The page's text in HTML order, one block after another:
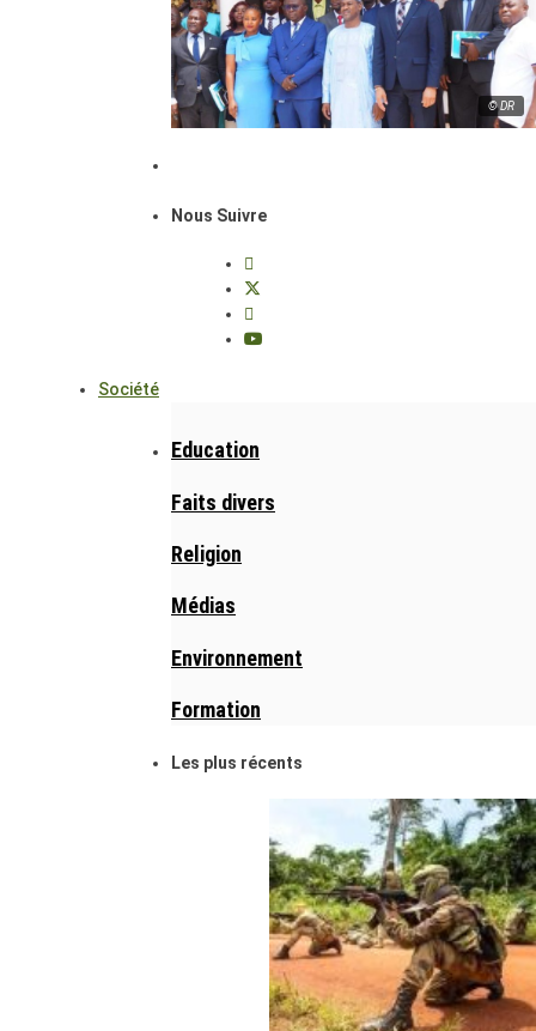
© DR
Nous Suivre
Société
Education
Faits divers
Religion
Médias
Environnement
Formation
Les plus récents